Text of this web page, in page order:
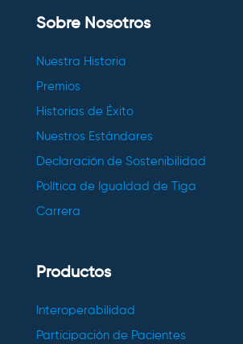
Sobre Nosotros
Nuestra Historia
Premios
Historias de Éxito
Nuestros Estándares
Declaración de Sostenibilidad
Política de Igualdad de Tiga
Carrera
Productos
Interoperabilidad
Participación de Pacientes